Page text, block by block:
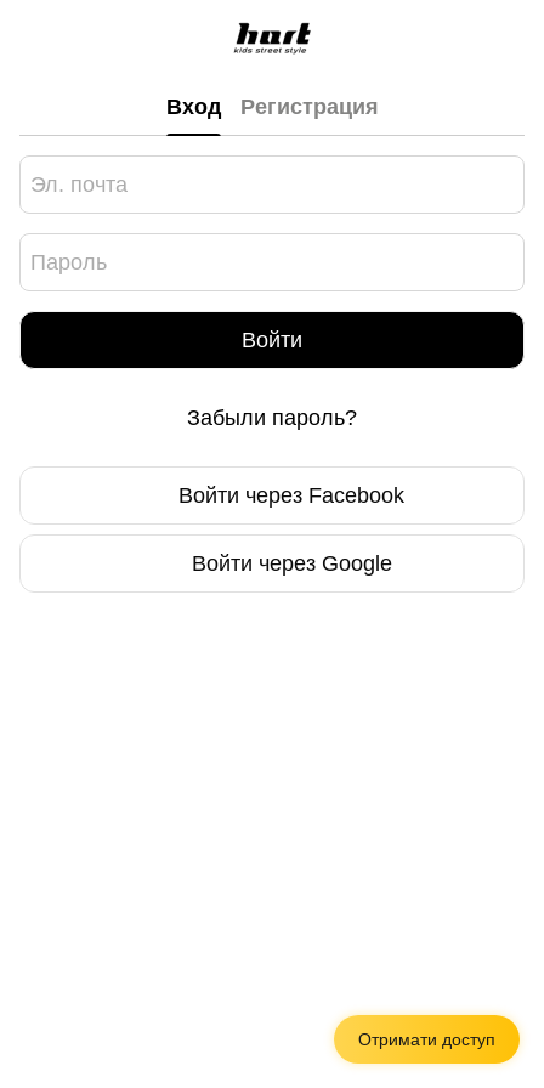
Вход Регистрация
Войти
Забыли пароль?
Войти через Facebook
Войти через Google
Отримати доступ